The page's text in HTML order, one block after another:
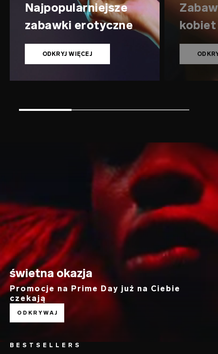
Najpopularniejsze
zabawki erotyczne
ODKRYJ WIĘCEJ
kobiet
świetna okazja
Promocje na Prime Day już na Ciebie
czekają
ODKRYWAJ
BESTSELLERS